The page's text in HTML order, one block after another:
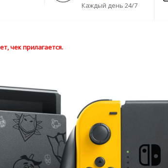
Каждый день 24/7
чек прилагается.